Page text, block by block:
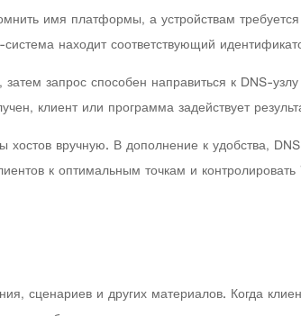
имя платформы, а устройствам
находит соответствующий
запрос способен направиться к DNS-
клиент или программа задействует
вручную. В дополнение к удобства,
к оптимальным точкам и
сценариев и других материалов. Когда